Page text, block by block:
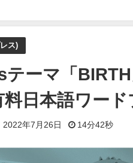
ス)
ーマ「
日本語ワード
2022年7月26日 14分42秒